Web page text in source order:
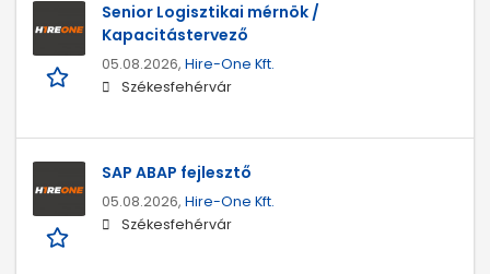
Senior Logisztikai mérnök /
Kapacitástervező
05.08.2026, Hire-One Kft.
Székesfehérvár
SAP ABAP fejlesztő
05.08.2026, Hire-One Kft.
Székesfehérvár